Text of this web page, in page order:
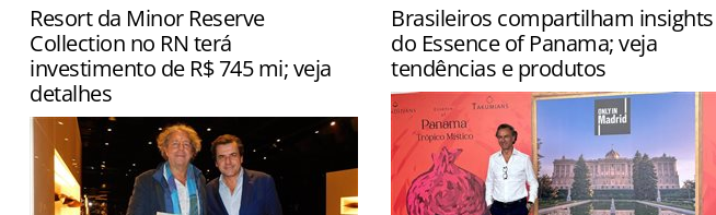
Resort da Minor Reserve
Collection no RN terá
investimento de R$ 745 mi; veja
detalhes
Brasileiros compartilham insights
do Essence of Panama; veja
tendências e produtos